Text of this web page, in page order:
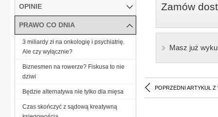
Zamów
Masz już
POPRZEDNI ARTYKUŁ Z
OPINIE
PRAWO CO DNIA
3 miliardy zł na onkologię i psychiatrię.
Ale czy wyłącznie?
Biznesmen na rowerze? Fiskusa to nie
dziwi
Będzie alternatywa nie tylko dla mięsa
Czas skończyć z sądową kreatywną